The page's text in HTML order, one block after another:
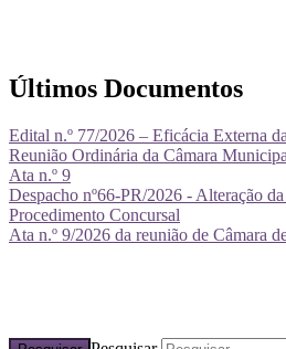
Últimos Documentos
Edital n.º 77/2026 – Eficácia Externa
Reunião Ordinária da Câmara
Ata n.º 9
Despacho nº66-PR/2026 - Alteração
Procedimento Concursal
Ata n.º 9/2026 da reunião de Câmara